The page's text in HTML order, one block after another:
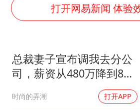
2025年小学
上海大部迎
打开网易新闻 体验
总裁妻子宣布调我去分公
司，薪资从480万降到8
时尚的弄潮 打开APP